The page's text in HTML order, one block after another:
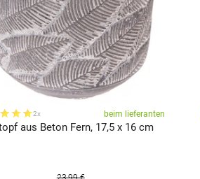
2x beim lieferanten
aus Beton Fern, 17,5 x 16 cm